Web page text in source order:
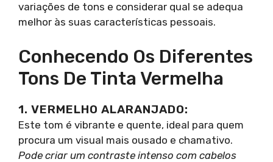
variações de tons e considerar qual se adequa
melhor às suas características pessoais.
Conhecendo Os Diferentes
Tons De Tinta Vermelha
1. VERMELHO ALARANJADO:
Este tom é vibrante e quente, ideal para quem
procura um visual mais ousado e chamativo.
Pode criar um contraste intenso com cabelos